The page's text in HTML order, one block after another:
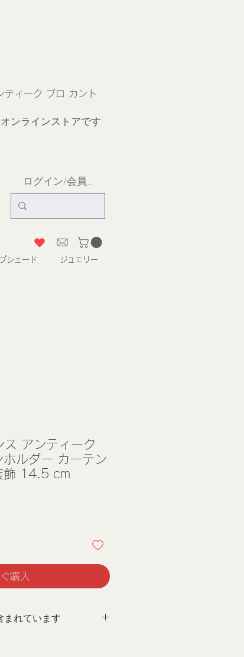
ティーク ブロ カント
ンラインストアです
ログイン/会員登録
アンティーク
ルダー カーテン
飾 14.5 cm
購入
まれています
シェード ジュエリー